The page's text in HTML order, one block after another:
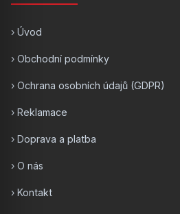
› Úvod
› Obchodní podmínky
› Ochrana osobních údajů (GDPR)
› Reklamace
› Doprava a platba
› O nás
› Kontakt